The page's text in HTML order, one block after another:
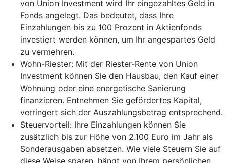
von Union Investment wird Ihr eingezahltes Geld in
Fonds angelegt. Das bedeutet, dass Ihre
Einzahlungen bis zu 100 Prozent in Aktienfonds
investiert werden können, um Ihr angespartes Geld
zu vermehren.
Wohn-Riester: Mit der Riester-Rente von Union
Investment können Sie den Hausbau, den Kauf einer
Wohnung oder eine energetische Sanierung
finanzieren. Entnehmen Sie gefördertes Kapital,
verringert sich der Auszahlungsbetrag entsprechend.
Steuervorteil: Ihre Einzahlungen können Sie
zusätzlich bis zur Höhe von 2.100 Euro im Jahr als
Sonderausgaben absetzen. Wie viele Steuern Sie auf
diese Weise sparen, hängt von Ihrem persönlichen